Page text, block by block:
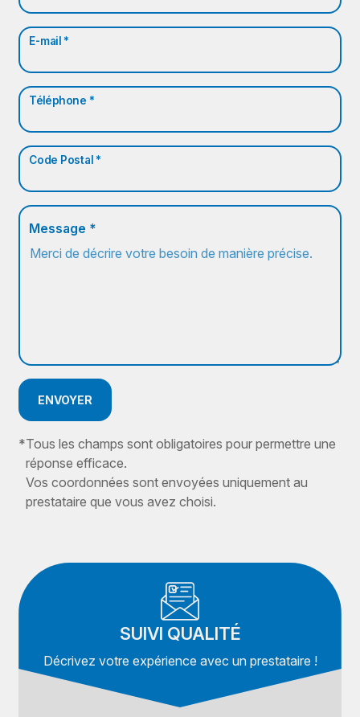
E-mail *
Téléphone *
Code Postal *
Message *
ENVOYER
*Tous les champs sont obligatoires pour permettre une
réponse efficace.
Vos coordonnées sont envoyées uniquement au
prestataire que vous avez choisi.
SUIVI QUALITÉ
Décrivez votre expérience avec un prestataire !